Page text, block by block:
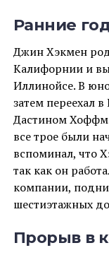
Ранние
Джин Хэкмен
Калифорнии и
Иллинойсе. В
затем переехал
Дастином
все трое были
вспоминал, что
так как он
компании,
шестиэтажных
Прорыв в